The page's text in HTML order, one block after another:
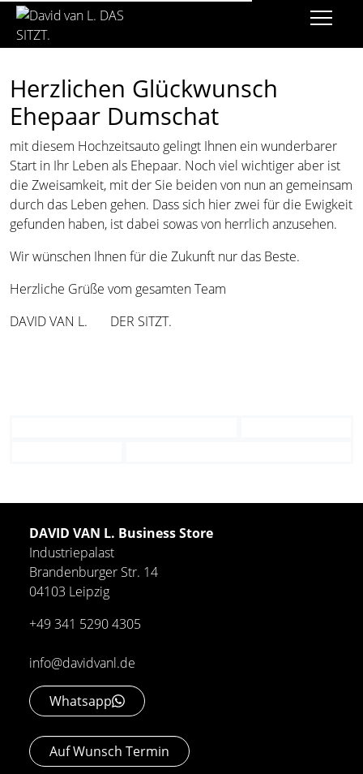
Herzlichen Glückwunsch
Ehepaar Dumschat
mit diesem Hochzeitsauto gelingt Ihnen ein wunderbarer
Start in Ihr Leben als Ehepaar. Noch viel wichtiger aber ist
die Zweisamkeit, mit der Sie beiden von nun an gemeinsam
durch das Leben gehen. Dass sich hier zwei für die Ewigkeit
gefunden haben, ist dabei sowas von herrlich anzusehen.
Wir wünschen Ihnen für die Zukunft nur das Beste.
Herzliche Grüße vom gesamten Team
DAVID VAN L. DER SITZT.
DAVID VAN L. Business Store
Industriepalast
Brandenburger Str. 14
04103 Leipzig
+49 341 5290 4305
info@davidvanl.de
Whatsapp
Auf Wunsch Termin